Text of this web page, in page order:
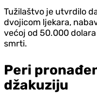
Tužilaštvo je utvrdilo
dvojicom ljekara,
većoj od 50.000
smrti.
Peri
džakuziju